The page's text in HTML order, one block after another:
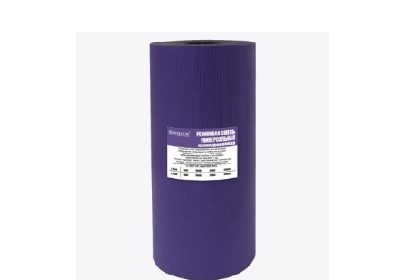
сертифицирована
до 3 лет
Добавить в корзину